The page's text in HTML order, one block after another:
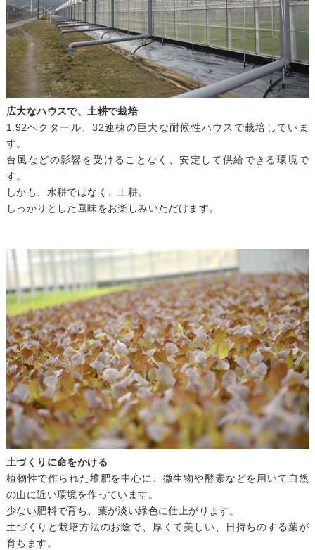
広大なハウスで、土耕で栽培
1.92ヘクタール、32連棟の巨大な耐候性ハウスで栽培していま
す。
台風などの影響を受けることなく、安定して供給できる環境で
す。
しかも、水耕ではなく、土耕。
しっかりとした風味をお楽しみいただけます。
土づくりに命をかける
植物性で作られた堆肥を中心に、微生物や酵素などを用いて自然
の山に近い環境を作っています。
少ない肥料で育ち、葉が淡い緑色に仕上がります。
土づくりと栽培方法のお陰で、厚くて美しい、日持ちのする葉が
育ちます。